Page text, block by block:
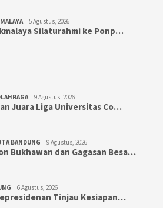
5 Agustus, 2026
Silaturahmi ke Ponp…
9 Agustus, 2026
Juara Liga Universitas Co…
BANDUNG 9 Agustus, 2026
Bukhawan dan Gagasan Besa…
6 Agustus, 2026
Tinjau Kesiapan…